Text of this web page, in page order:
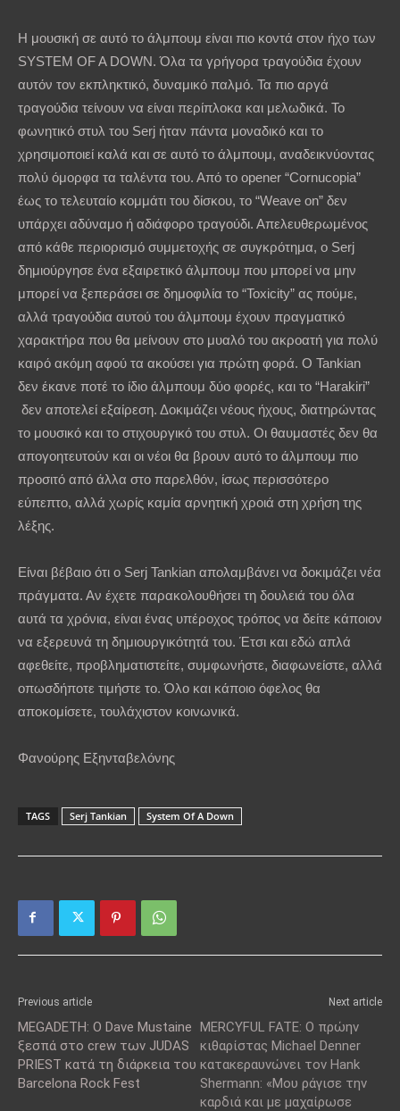
Η μουσική σε αυτό το άλμπουμ είναι πιο κοντά στον ήχο των
SYSTEM OF A DOWN. Όλα τα γρήγορα τραγούδια έχουν
αυτόν τον εκπληκτικό, δυναμικό παλμό. Τα πιο αργά
τραγούδια τείνουν να είναι περίπλοκα και μελωδικά. Το
φωνητικό στυλ του Serj ήταν πάντα μοναδικό και το
χρησιμοποιεί καλά και σε αυτό το άλμπουμ, αναδεικνύοντας
πολύ όμορφα τα ταλέντα του. Από το opener “Cornucopia”
έως το τελευταίο κομμάτι του δίσκου, το “Weave on” δεν
υπάρχει αδύναμο ή αδιάφορο τραγούδι. Απελευθερωμένος
από κάθε περιορισμό συμμετοχής σε συγκρότημα, ο Serj
δημιούργησε ένα εξαιρετικό άλμπουμ που μπορεί να μην
μπορεί να ξεπεράσει σε δημοφιλία το “Toxicity” ας πούμε,
αλλά τραγούδια αυτού του άλμπουμ έχουν πραγματικό
χαρακτήρα που θα μείνουν στο μυαλό του ακροατή για πολύ
καιρό ακόμη αφού τα ακούσει για πρώτη φορά. Ο Tankian
δεν έκανε ποτέ το ίδιο άλμπουμ δύο φορές, και το “Harakiri”
δεν αποτελεί εξαίρεση. Δοκιμάζει νέους ήχους, διατηρώντας
το μουσικό και το στιχουργικό του στυλ. Οι θαυμαστές δεν θα
απογοητευτούν και οι νέοι θα βρουν αυτό το άλμπουμ πιο
προσιτό από άλλα στο παρελθόν, ίσως περισσότερο
εύπεπτο, αλλά χωρίς καμία αρνητική χροιά στη χρήση της
λέξης.
Είναι βέβαιο ότι ο Serj Tankian απολαμβάνει να δοκιμάζει νέα
πράγματα. Αν έχετε παρακολουθήσει τη δουλειά του όλα
αυτά τα χρόνια, είναι ένας υπέροχος τρόπος να δείτε κάποιον
να εξερευνά τη δημιουργικότητά του. Έτσι και εδώ απλά
αφεθείτε, προβληματιστείτε, συμφωνήστε, διαφωνείστε, αλλά
οπωσδήποτε τιμήστε το. Όλο και κάποιο όφελος θα
αποκομίσετε, τουλάχιστον κοινωνικά.
Φανούρης Εξηνταβελόνης
TAGS Serj Tankian System Of A Down
Previous article
MEGADETH: Ο Dave Mustaine
ξεσπά στο crew των JUDAS
PRIEST κατά τη διάρκεια του
Barcelona Rock Fest
Next article
MERCYFUL FATE: Ο πρώην
κιθαρίστας Michael Denner
κατακεραυνώνει τον Hank
Shermann: «Μου ράγισε την
καρδιά και με μαχαίρωσε